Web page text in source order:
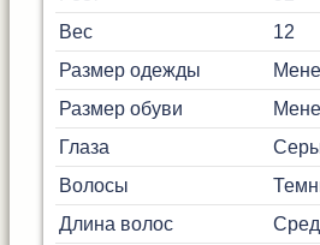
Вес
12
Размер одежды
Размер обуви
Глаза
Волосы
Длина волос